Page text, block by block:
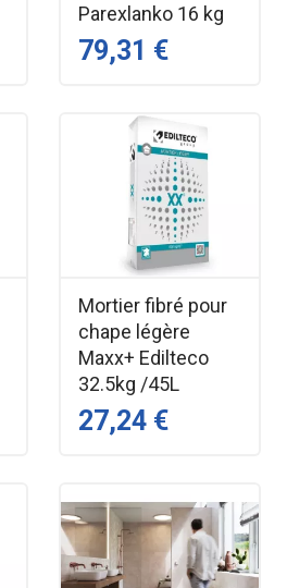
Parexlanko 16 kg
79,31 €
Mortier fibré pour
chape légère
Maxx+ Edilteco
32.5kg /45L
27,24 €